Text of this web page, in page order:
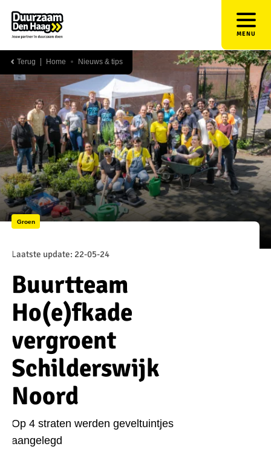
MENU
Terug Home Nieuws & tips
Groen
Laatste update: 22-05-24
Buurtteam
Ho(e)fkade
vergroent
Schilderswijk
Noord
Op 4 straten werden geveltuintjes
aangelegd